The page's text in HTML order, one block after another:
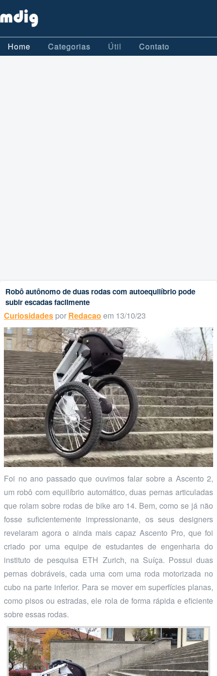
Home Categorias Útil Contato
Robô autônomo de duas rodas com autoequilíbrio pode
subir escadas facilmente
Curiosidades por Redacao em 13/10/23
Foi no ano passado que ouvimos falar sobre a Ascento 2,
um robô com equilíbrio automático, duas pernas articuladas
que rolam sobre rodas de bike aro 14. Bem, como se já não
fosse suficientemente impressionante, os seus designers
revelaram agora o ainda mais capaz Ascento Pro, que foi
criado por uma equipe de estudantes de engenharia do
instituto de pesquisa ETH Zurich, na Suíça. Possui duas
pernas dobráveis, cada uma com uma roda motorizada no
cubo na parte inferior. Para se mover em superfícies planas,
como pisos ou estradas, ele rola de forma rápida e eficiente
sobre essas rodas.